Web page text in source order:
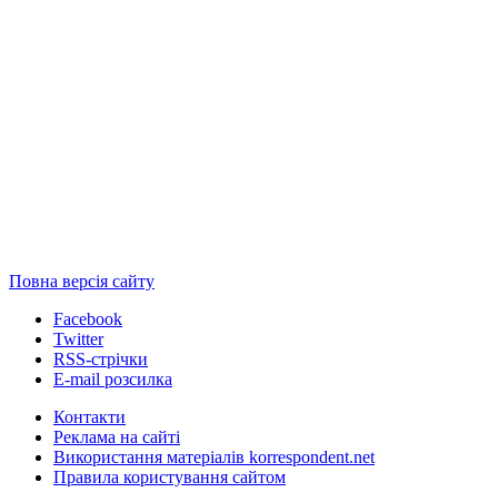
Повна версія сайту
Facebook
Twitter
RSS-стрічки
E-mail розсилка
Контакти
Реклама на сайті
Використання матеріалів korrespondent.net
Правила користування сайтом